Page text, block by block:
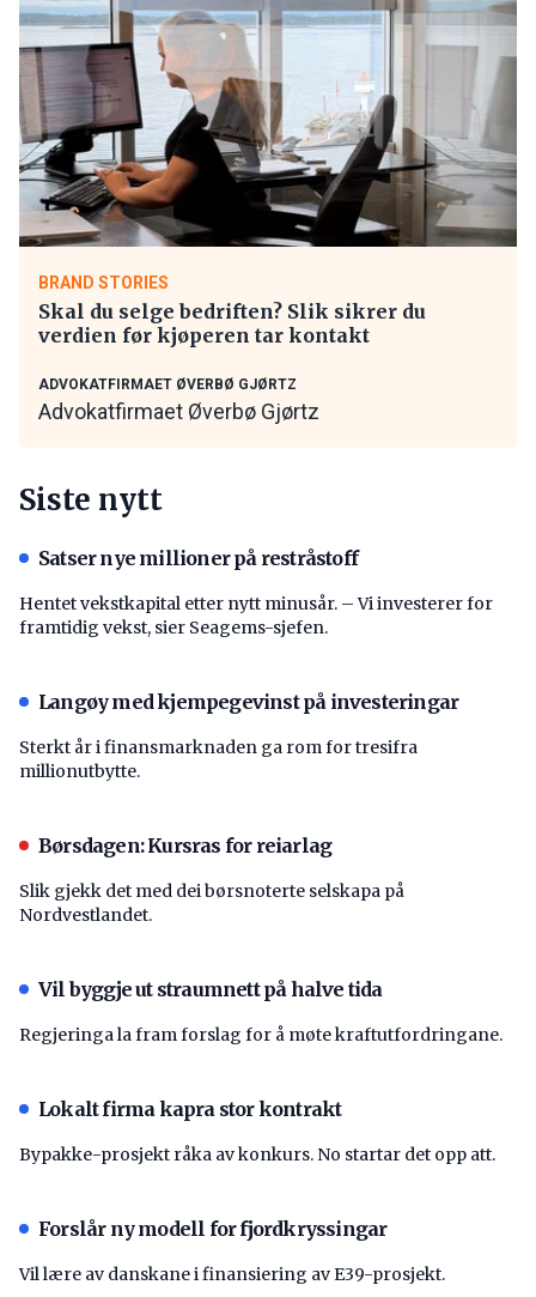
BRAND STORIES
Skal du selge bedriften? Slik sikrer du
verdien før kjøperen tar kontakt
ADVOKATFIRMAET ØVERBØ GJØRTZ
Advokatfirmaet Øverbø Gjørtz
Siste nytt
Satser nye millioner på restråstoff
Hentet vekstkapital etter nytt minusår. – Vi investerer for
framtidig vekst, sier Seagems-sjefen.
Langøy med kjempegevinst på investeringar
Sterkt år i finansmarknaden ga rom for tresifra
millionutbytte.
Børsdagen: Kursras for reiarlag
Slik gjekk det med dei børsnoterte selskapa på
Nordvestlandet.
Vil byggje ut straumnett på halve tida
Regjeringa la fram forslag for å møte kraftutfordringane.
Lokalt firma kapra stor kontrakt
Bypakke-prosjekt råka av konkurs. No startar det opp att.
Forslår ny modell for fjordkryssingar
Vil lære av danskane i finansiering av E39-prosjekt.